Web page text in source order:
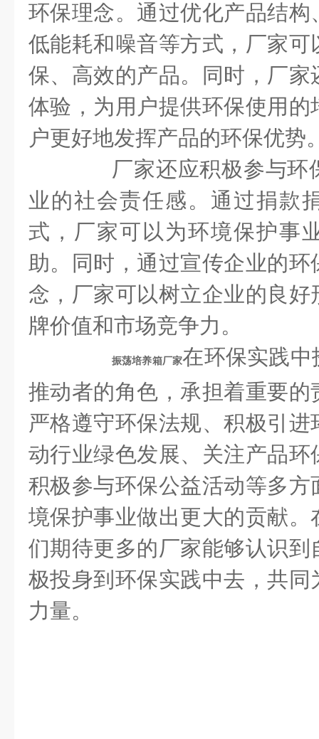
环保理念。通过优化产品结
低能耗和噪音等方式，厂家
保、高效的产品。同时，厂
体验，为用户提供环保使用
户更好地发挥产品的环保优势
厂家还应积极参与环
业的社会责任感。通过捐款
式，厂家可以为环境保护事
助。同时，通过宣传企业的
念，厂家可以树立企业的良
牌价值和市场竞争力。
振荡培养箱厂家在环保实践中
推动者的角色，承担着重要
严格遵守环保法规、积极引
动行业绿色发展、关注产品
积极参与环保公益活动等多
境保护事业做出更大的贡献
们期待更多的厂家能够认识
极投身到环保实践中去，共
力量。